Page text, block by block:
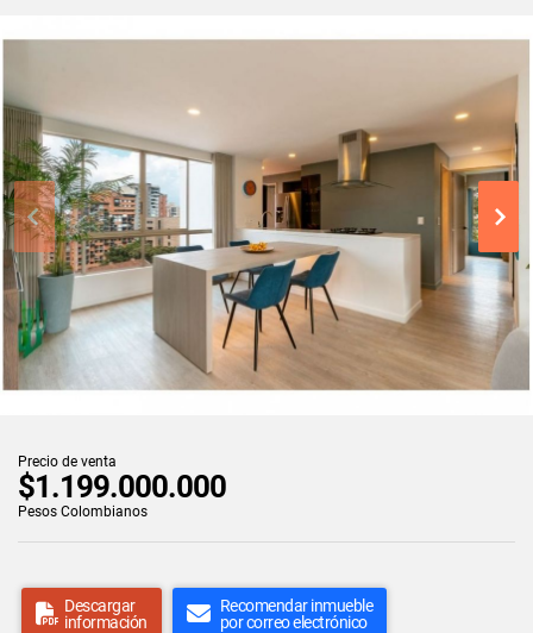
Precio de venta
$1.199.000.000
Pesos Colombianos
Descargar
información
Recomendar inmueble
por correo electrónico